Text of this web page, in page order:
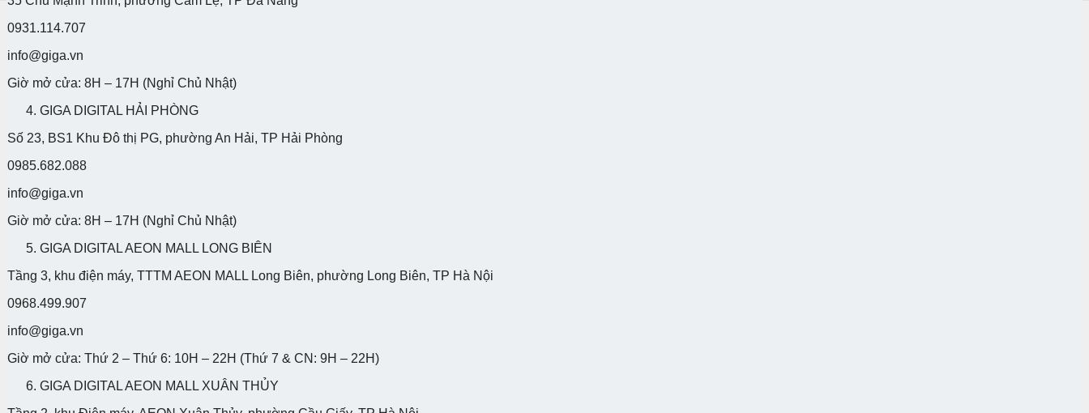
0931.114.707
info@giga.vn
Giờ mở cửa: 8H – 17H (Nghỉ Chủ Nhật)
GIGA DIGITAL HẢI PHÒNG
Số 23, BS1 Khu Đô thị PG, phường An Hải, TP Hải Phòng
0985.682.088
info@giga.vn
Giờ mở cửa: 8H – 17H (Nghỉ Chủ Nhật)
GIGA DIGITAL AEON MALL LONG BIÊN
Tầng 3, khu điện máy, TTTM AEON MALL Long Biên, phường Long Biên, TP Hà Nội
0968.499.907
info@giga.vn
Giờ mở cửa: Thứ 2 – Thứ 6: 10H – 22H (Thứ 7 & CN: 9H – 22H)
GIGA DIGITAL AEON MALL XUÂN THỦY